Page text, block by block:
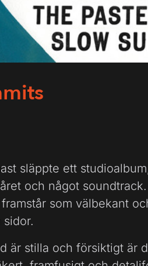
släppte ett
och något
som välbekant
är stilla och försiktigt är